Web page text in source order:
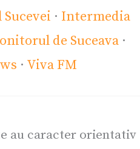
Sucevei · Intermedia
de Suceava ·
· Viva FM
au caracter orientativ